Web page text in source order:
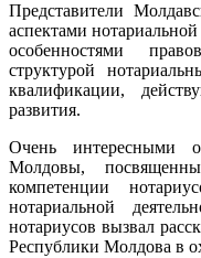
Представители
аспектами
особенностями
структурой
квалификации,
развития.
Очень интересными
Молдовы,
компетенции
нотариальной
нотариусов вызвал
Республики Молдова в